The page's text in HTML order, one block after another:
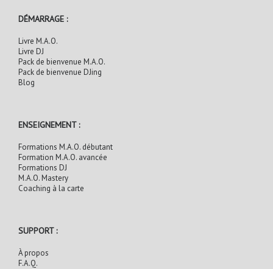
DÉMARRAGE :
Livre M.A.O.
Livre DJ
Pack de bienvenue M.A.O.
Pack de bienvenue DJing
Blog
ENSEIGNEMENT :
Formations M.A.O. débutant
Formation M.A.O. avancée
Formations DJ
M.A.O. Mastery
Coaching à la carte
SUPPORT :
À propos
F.A.Q.